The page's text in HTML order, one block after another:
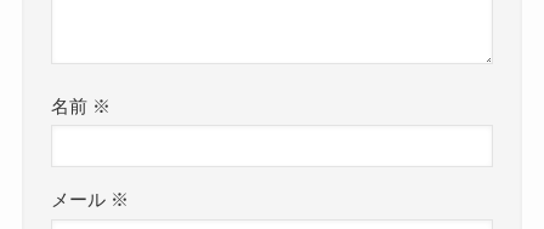
名前 ※
メール ※